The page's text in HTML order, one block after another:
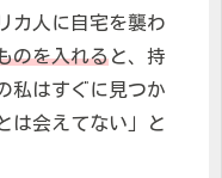
カ人に自宅を襲わ
のを入れると、持
私はすぐに見つか
は会えてない」と